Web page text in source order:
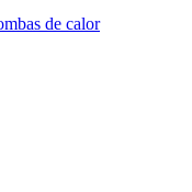
de calor